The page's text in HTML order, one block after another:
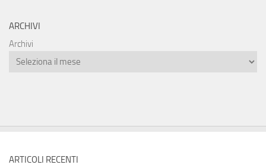
ARCHIVI
Archivi
ARTICOLI RECENTI